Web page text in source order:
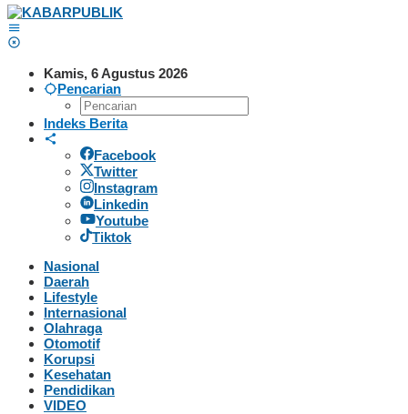
Kamis, 6 Agustus 2026
Pencarian
Indeks Berita
Facebook
Twitter
Instagram
Linkedin
Youtube
Tiktok
Nasional
Daerah
Lifestyle
Internasional
Olahraga
Otomotif
Korupsi
Kesehatan
Pendidikan
VIDEO